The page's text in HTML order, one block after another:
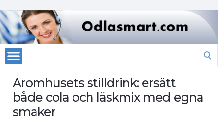
Aromhusets stilldrink: ersätt
både cola och läskmix med egna
smaker